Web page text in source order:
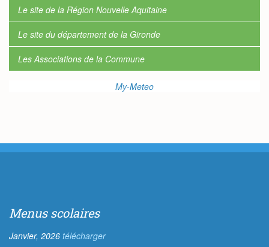
Le site de la Région Nouvelle Aquitaine
Le site du département de la Gironde
Les Associations de la Commune
My-Meteo
Menus scolaires
Janvier, 2026 télécharger